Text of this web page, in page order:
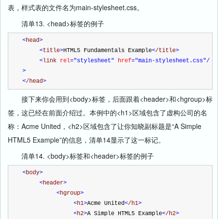
表，样式表的文件名为main-stylesheet.css。
清单13. <head>标签的例子
<head>
<title>HTML5 Fundamentals Example</title>
<link rel="stylesheet" href="main-stylesheet.css"/
>
</head>
接下来你会用到<body>标签，后面跟着<header>和<hgroup>标
签，这已经在前面介绍过。本例中的<h1>区域包含了虚构公司的名
称：Acme United，<h2>区域包含了让你知晓副标题是“A Simple
HTML5 Example”的信息，清单14显示了这一标记。
清单14. <body>标签和<header>标签的例子
<body>
<header>
<hgroup>
<h1>Acme United</h1>
<h2>A Simple HTML5 Example</h2>